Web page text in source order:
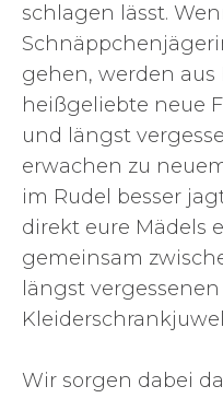
schlagen lässt.
gehen, werden
heißgeliebte neue
und längst
erwachen zu
im Rudel besser
direkt eure Mädels
gemeinsam
längst
Wir sorgen dabei